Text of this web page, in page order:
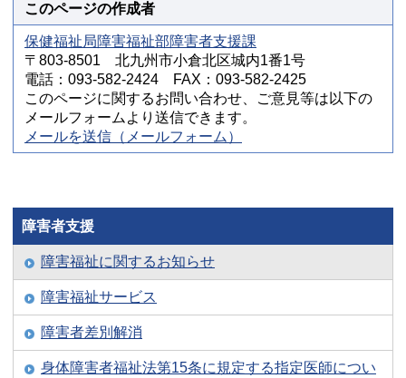
このページの作成者
保健福祉局障害福祉部障害者支援課
〒803-8501 北九州市小倉北区城内1番1号
電話：093-582-2424 FAX：093-582-2425
このページに関するお問い合わせ、ご意見等は以下の
メールフォームより送信できます。
メールを送信（メールフォーム）
障害者支援
障害福祉に関するお知らせ
障害福祉サービス
障害者差別解消
身体障害者福祉法第15条に規定する指定医師につい